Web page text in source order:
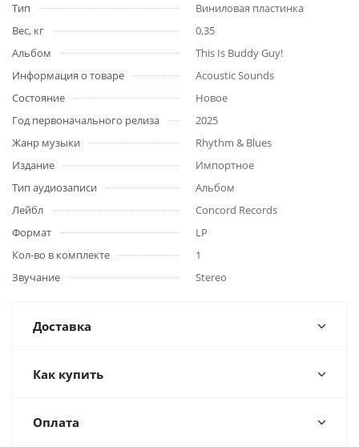
Тип
Виниловая пластинка
Вес, кг
0,35
Альбом
This Is Buddy Guy!
Информация о товаре
Acoustic Sounds
Состояние
Новое
Год первоначального релиза
2025
Жанр музыки
Rhythm & Blues
Издание
Импортное
Тип аудиозаписи
Альбом
Лейбл
Concord Records
Формат
LP
Кол-во в комплекте
1
Звучание
Stereo
Доставка
Как купить
Оплата